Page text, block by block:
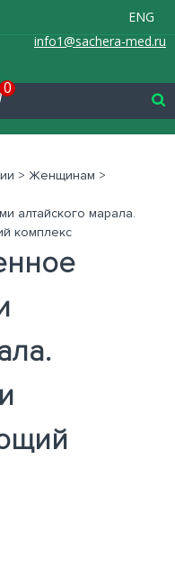
ENG
info1@sachera-med.ru
0
> Женщинам >
алтайского марала.
комплекс